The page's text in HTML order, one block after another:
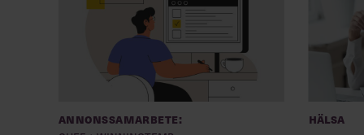
Annonssamarbete: Hälsa